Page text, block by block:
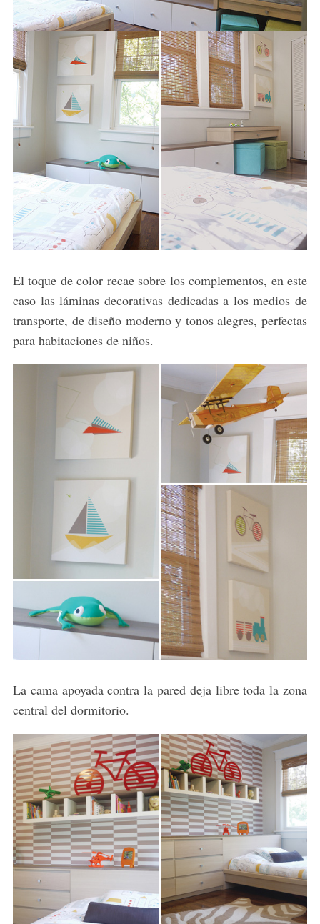
El toque de color recae sobre los complementos, en este
caso las láminas decorativas dedicadas a los medios de
transporte, de diseño moderno y tonos alegres, perfectas
para habitaciones de niños.
La cama apoyada contra la pared deja libre toda la zona
central del dormitorio.
e
a
c
h
f
o
r
: